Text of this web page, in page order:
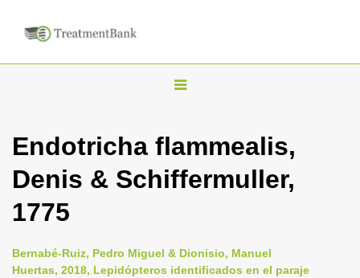
T
g
l
v
Endotricha flammealis,
Denis & Schiffermuller,
1775
Bernabé-Ruiz, Pedro Miguel & Dionisio, Manuel
Huertas, 2018, Lepidópteros identificados en el paraje